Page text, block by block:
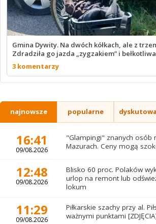
Gmina Dywity. Na dwóch kółkach, ale z
Zdradziła go jazda „zygzakiem” i
3 komentarzy
najnowsze popularne
16:41
09/08.2026
"Glampingi" znanych osób
Mazurach. Ceny mogą
12:48
09/08.2026
Blisko 60 proc. Polaków
urlop na remont lub
lokum
11:29
09/08.2026
Piłkarskie szachy przy al.
ważnymi punktami